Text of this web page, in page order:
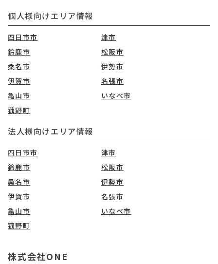
個人様向けエリア情報
四日市市
津市
鈴鹿市
松阪市
桑名市
伊勢市
伊賀市
名張市
亀山市
いなべ市
菰野町
法人様向けエリア情報
四日市市
津市
鈴鹿市
松阪市
桑名市
伊勢市
伊賀市
名張市
亀山市
いなべ市
菰野町
株式会社ONE